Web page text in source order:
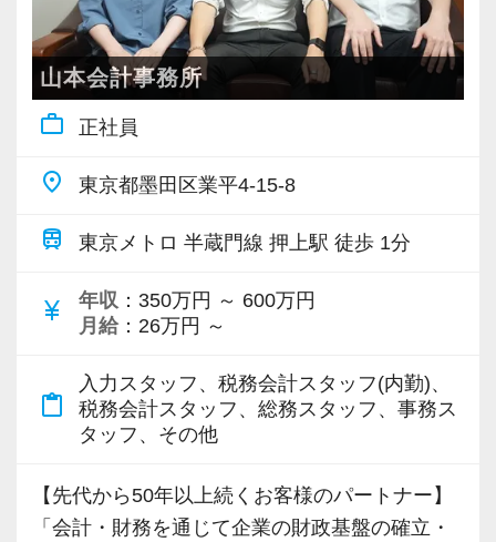
山本会計事務所
work_outline 正社員
place 東京都墨田区業平4-15-8
train 東京メトロ 半蔵門線 押上駅 徒歩 1分
currency_yen 年収 ：350万円 ～ 600万円
月給 ：26万円 ～
content_paste
入力スタッフ、税務会計スタッフ(内勤)、
税務会計スタッフ、総務スタッフ、事務ス
タッフ、その他
【先代から50年以上続くお客様のパートナー】
「会計・財務を通じて企業の財政基盤の確立・